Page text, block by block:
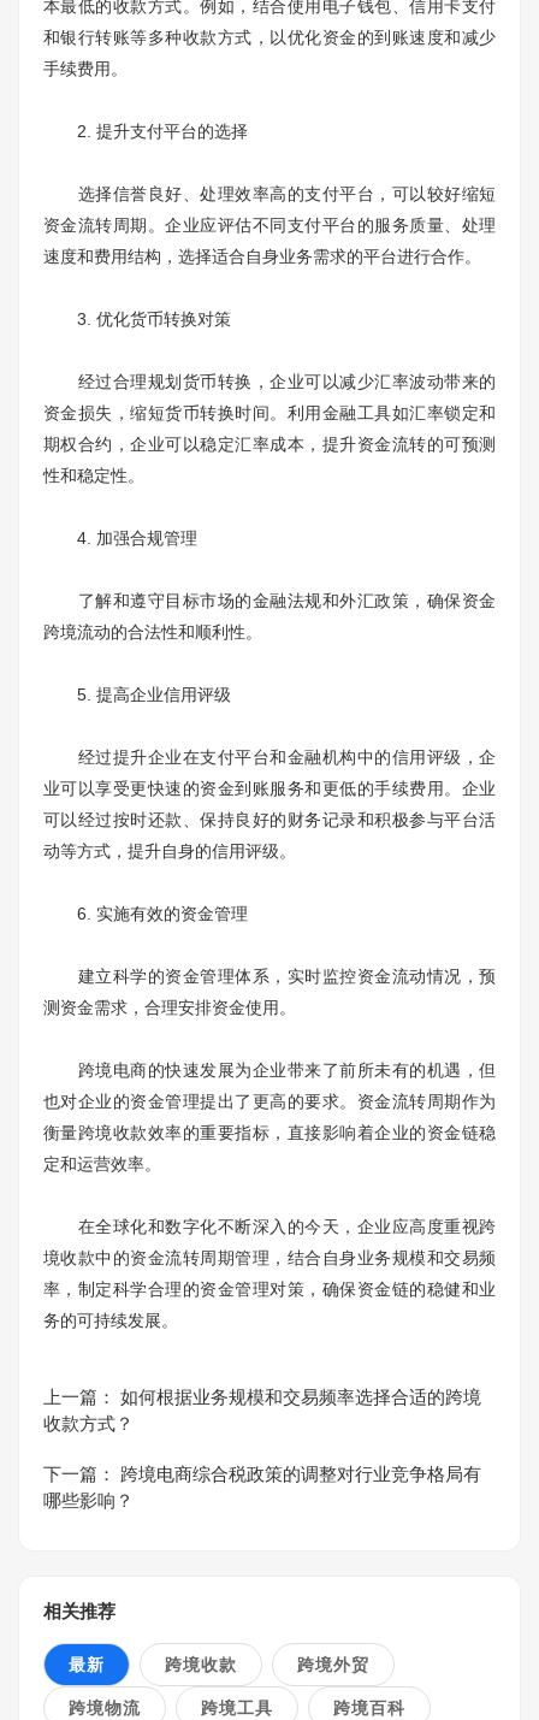
本最低的收款方式。例如，结合使用电子钱包、信用卡支付
和银行转账等多种收款方式，以优化资金的到账速度和减少
手续费用。
2. 提升支付平台的选择
选择信誉良好、处理效率高的支付平台，可以较好缩短
资金流转周期。企业应评估不同支付平台的服务质量、处理
速度和费用结构，选择适合自身业务需求的平台进行合作。
3. 优化货币转换对策
经过合理规划货币转换，企业可以减少汇率波动带来的
资金损失，缩短货币转换时间。利用金融工具如汇率锁定和
期权合约，企业可以稳定汇率成本，提升资金流转的可预测
性和稳定性。
4. 加强合规管理
了解和遵守目标市场的金融法规和外汇政策，确保资金
跨境流动的合法性和顺利性。
5. 提高企业信用评级
经过提升企业在支付平台和金融机构中的信用评级，企
业可以享受更快速的资金到账服务和更低的手续费用。企业
可以经过按时还款、保持良好的财务记录和积极参与平台活
动等方式，提升自身的信用评级。
6. 实施有效的资金管理
建立科学的资金管理体系，实时监控资金流动情况，预
测资金需求，合理安排资金使用。
跨境电商的快速发展为企业带来了前所未有的机遇，但
也对企业的资金管理提出了更高的要求。资金流转周期作为
衡量跨境收款效率的重要指标，直接影响着企业的资金链稳
定和运营效率。
在全球化和数字化不断深入的今天，企业应高度重视跨
境收款中的资金流转周期管理，结合自身业务规模和交易频
率，制定科学合理的资金管理对策，确保资金链的稳健和业
务的可持续发展。
上一篇： 如何根据业务规模和交易频率选择合适的跨境
收款方式？
下一篇：
跨境电商综合税政策的调整对行业竞争格局有
哪些影响？
相关推荐
最新 跨境收款 跨境外贸
跨境物流 跨境工具 跨境百科